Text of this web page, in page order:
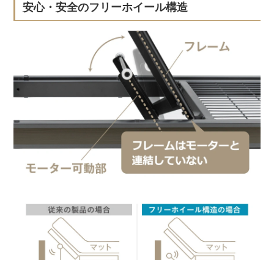
安心・安全のフリーホイール構造